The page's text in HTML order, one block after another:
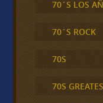
70´S LOS
70´S ROCK
70S
70S